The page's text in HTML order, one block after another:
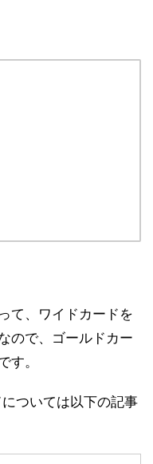
て、ワイドカードを
ので、ゴールドカー
す。
ついては以下の記事